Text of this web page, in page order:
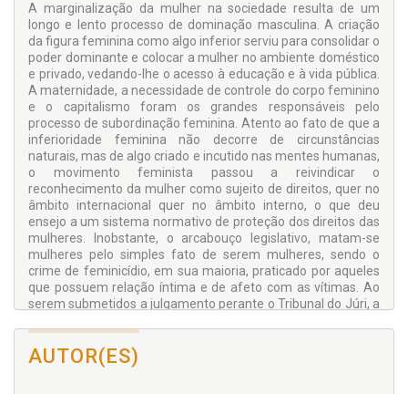
A marginalização da mulher na sociedade resulta de um
longo e lento processo de dominação masculina. A criação
da figura feminina como algo inferior serviu para consolidar o
poder dominante e colocar a mulher no ambiente doméstico
e privado, vedando-lhe o acesso à educação e à vida pública.
A maternidade, a necessidade de controle do corpo feminino
e o capitalismo foram os grandes responsáveis pelo
processo de subordinação feminina. Atento ao fato de que a
inferioridade feminina não decorre de circunstâncias
naturais, mas de algo criado e incutido nas mentes humanas,
o movimento feminista passou a reivindicar o
reconhecimento da mulher como sujeito de direitos, quer no
âmbito internacional quer no âmbito interno, o que deu
ensejo a um sistema normativo de proteção dos direitos das
mulheres. Inobstante, o arcabouço legislativo, matam-se
mulheres pelo simples fato de serem mulheres, sendo o
crime de feminicídio, em sua maioria, praticado por aqueles
que possuem relação íntima e de afeto com as vítimas. Ao
serem submetidos a julgamento perante o Tribunal do Júri, a
culpabilizam a mulher pelo crime que a vitimou, a qual passa
a ser “julgada” por sua moral, sendo seu comportamento
esmiuçado sob o feroz olhar patriarcal. A partir daí, inicia-se
AUTOR(ES)